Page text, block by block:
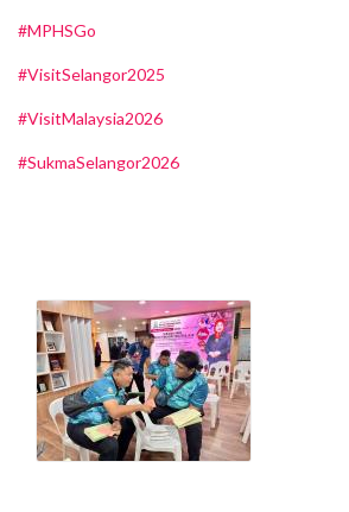
#MPHSGo
#VisitSelangor2025
#VisitMalaysia2026
#SukmaSelangor2026